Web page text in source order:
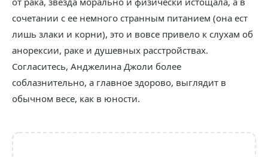
сочетании с ее немного странным питанием (она ест
лишь злаки и корни), это и вовсе привело к слухам об
анорексии, раке и душевных расстройствах.
Согласитесь, Анджелина Джоли более
соблазнительно, а главное здорово, выглядит в
обычном весе, как в юности.